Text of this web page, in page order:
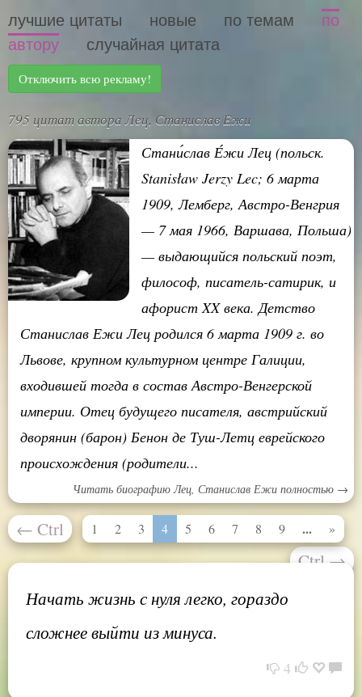
лучшие цитаты новые по темам
по
автору
случайная цитата
Отключить всю рекламу!
795 цитат автора Лец, Станислав Ежи
Стани́слав Е́жи Лец (польск.
Stanisław Jerzy Lec; 6 марта
1909, Лемберг, Австро-Венгрия
— 7 мая 1966, Варшава, Польша)
— выдающийся польский поэт,
философ, писатель-сатирик, и
афорист XX века. Детство
Станислав Ежи Лец родился 6 марта 1909 г. во
Львове, крупном культурном центре Галиции,
входившей тогда в состав Австро-Венгерской
империи. Отец будущего писателя, австрийский
дворянин (барон) Бенон де Туш-Летц еврейского
происхождения (родители...
Читать биографию Лец, Станислав Ежи полностью →
← Ctrl 1 2 3 4 5 6 7 8 9 ... »
Ctrl →
Начать жизнь с нуля легко, гораздо
сложнее выйти из минуса.
4